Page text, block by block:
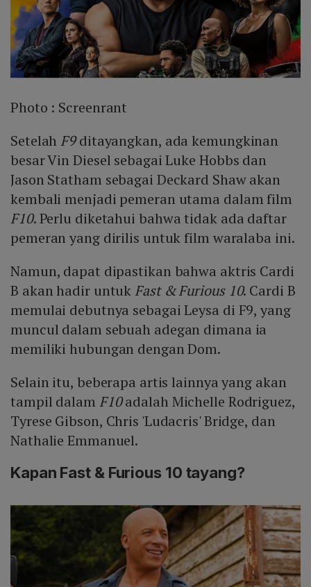
Photo : Screenrant
Setelah F9ditayangkan, ada kemungkinan
besar Vin Diesel sebagai Luke Hobbs dan
Jason Statham sebagai Deckard Shaw akan
kembali menjadi pemeran utama dalam film
F10. Perlu diketahui bahwa tidak ada daftar
pemeran yang dirilis untuk film waralaba ini.
Namun, dapat dipastikan bahwa aktris Cardi
B akan hadir untuk Fast & Furious 10. Cardi B
memulai debutnya sebagai Leysa di F9, yang
muncul dalam sebuah adegan dimana ia
memiliki hubungan dengan Dom.
Selain itu, beberapa artis lainnya yang akan
tampil dalam F10adalah Michelle Rodriguez,
Tyrese Gibson, Chris 'Ludacris' Bridge, dan
Nathalie Emmanuel.
Kapan Fast & Furious 10 tayang?